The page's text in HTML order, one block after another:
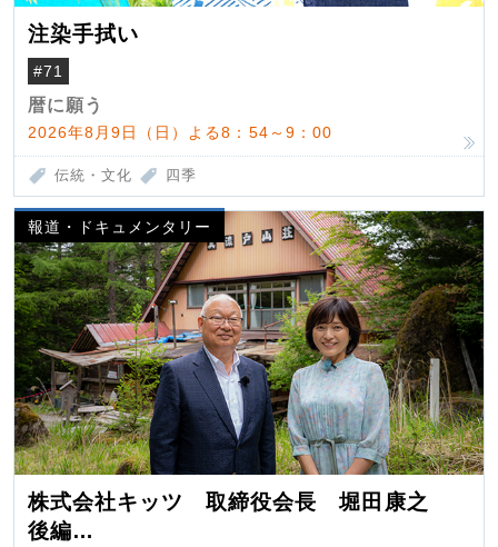
注染手拭い
#71
暦に願う
2026年8月9日（日）よる8：54～9：00
伝統・文化 四季
報道・ドキュメンタリー
株式会社キッツ 取締役会長 堀田康之
後編